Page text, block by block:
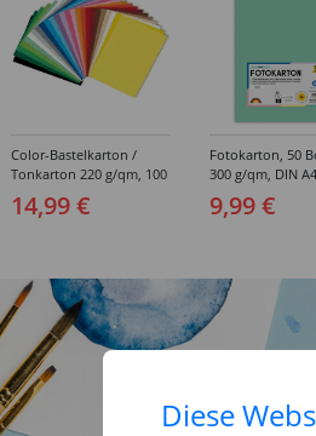
Color-Bastelkarton /
Tonkarton 220 g/qm, 100
Blatt, DIN A4 -
Verschiedene Farbtöne
14,99 €
Fotokarton, 50
300 g/qm, DIN
9,99 €
Diese